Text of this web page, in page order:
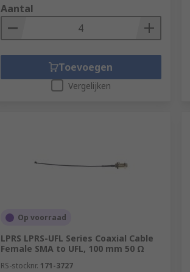
Aantal
Toevoegen
Vergelijken
Op voorraad
LPRS LPRS-UFL Series Coaxial Cable
Female SMA to UFL, 100 mm 50 Ω
RS-stocknr. 171-3727